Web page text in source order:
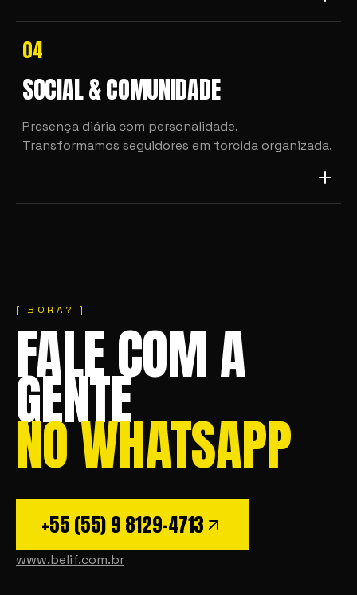
04
SOCIAL & COMUNIDADE
Presença diária com personalidade.
Transformamos seguidores em torcida organizada.
[ BORA? ]
FALE COM A
GENTE
NO WHATSAPP
+55 (55) 9 8129-4713
www.belif.com.br